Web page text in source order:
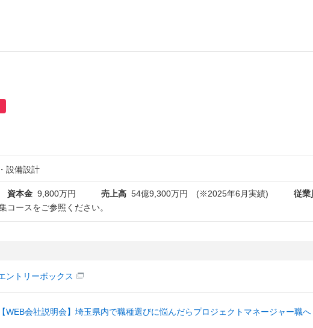
設備設計
資本金 9,800万円 売上高 54億9,300万円 (※2025年6月実績)
従業
コースをご参照ください。
ントリーボックス
【WEB会社説明会】埼玉県内で職種選びに悩んだらプロジェクトマネージャー職